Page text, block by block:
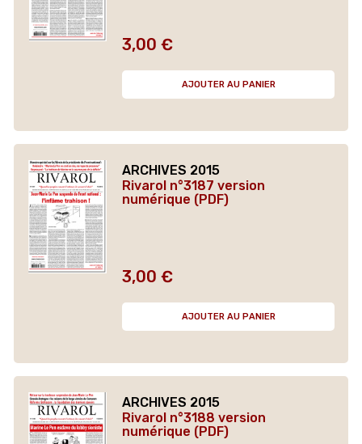
Prix
3,00 €
AJOUTER AU PANIER
ARCHIVES 2015
Rivarol n°3187 version
numérique (PDF)
Prix
3,00 €
AJOUTER AU PANIER
ARCHIVES 2015
Rivarol n°3188 version
numérique (PDF)